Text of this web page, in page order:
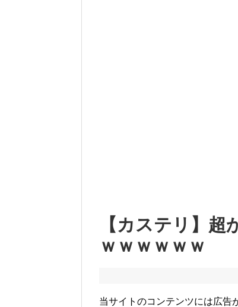
【カステリ】
ｗｗｗｗｗｗ
当サイトのコンテンツには広告